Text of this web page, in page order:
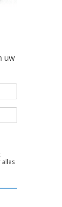
uw
alles